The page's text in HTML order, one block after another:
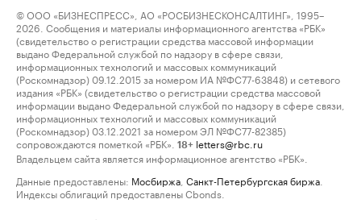
© ООО «БИЗНЕСПРЕСС», АО «РОСБИЗНЕСКОНСАЛТИНГ», 1995–
2026. Сообщения и материалы информационного агентства «РБК»
(свидетельство о регистрации средства массовой информации
выдано Федеральной службой по надзору в сфере связи,
информационных технологий и массовых коммуникаций
(Роскомнадзор) 09.12.2015 за номером ИА №ФС77-63848) и сетевого
издания «РБК» (свидетельство о регистрации средства массовой
информации выдано Федеральной службой по надзору в сфере связи,
информационных технологий и массовых коммуникаций
(Роскомнадзор) 03.12.2021 за номером ЭЛ №ФС77-82385)
сопровождаются пометкой «РБК».
18+ letters@rbc.ru
Владельцем сайта является информационное агентство «РБК».
Данные предоставлены: Мосбиржа Санкт-Петербургская биржа
Индексы облигаций предоставлены Cbonds.